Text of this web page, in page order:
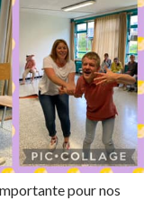
pour nos